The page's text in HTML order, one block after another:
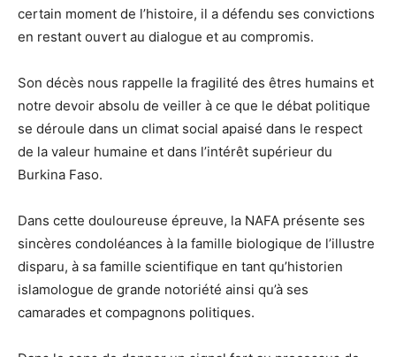
certain moment de l’histoire, il a défendu ses convictions
en restant ouvert au dialogue et au compromis.
Son décès nous rappelle la fragilité des êtres humains et
notre devoir absolu de veiller à ce que le débat politique
se déroule dans un climat social apaisé dans le respect
de la valeur humaine et dans l’intérêt supérieur du
Burkina Faso.
Dans cette douloureuse épreuve, la NAFA présente ses
sincères condoléances à la famille biologique de l’illustre
disparu, à sa famille scientifique en tant qu’historien
islamologue de grande notoriété ainsi qu’à ses
camarades et compagnons politiques.